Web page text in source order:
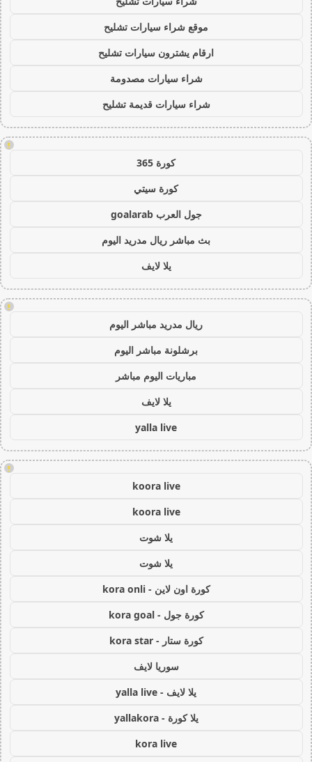
موقع شراء سيارات تشليح
ارقام يشترون سيارات تشليح
شراء سيارات مصدومة
شراء سيارات قديمة تشليح
!
كورة 365
كورة سيتي
جول العرب goalarab
بث مباشر ريال مدريد اليوم
يلا لايف
!
ريال مدريد مباشر اليوم
برشلونة مباشر اليوم
مباريات اليوم مباشر
يلا لايف
yalla live
!
koora live
koora live
يلا شوت
يلا شوت
كورة اون لاين - kora onli
كورة جول - kora goal
كورة ستار - kora star
سوريا لايف
يلا لايف - yalla live
يلا كورة - yallakora
kora live